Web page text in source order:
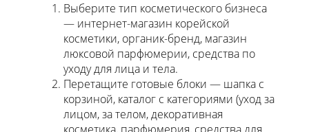
Выберите тип косметического бизнеса
— интернет-магазин корейской
косметики, органик-бренд, магазин
люксовой парфюмерии, средства по
уходу для лица и тела.
Перетащите готовые блоки — шапка с
корзиной, каталог с категориями (уход за
лицом, за телом, декоративная